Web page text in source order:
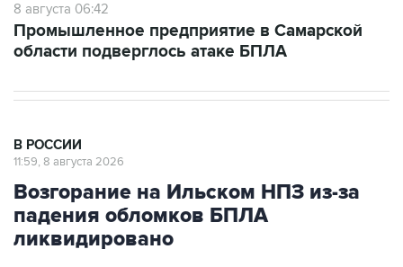
8 августа 06:42
Промышленное предприятие в Самарской
области подверглось атаке БПЛА
В РОССИИ
11:59, 8 августа 2026
Возгорание на Ильском НПЗ из-за
падения обломков БПЛА
ликвидировано